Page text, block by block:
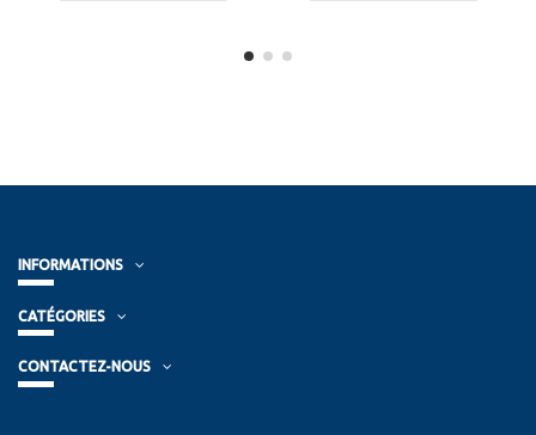
INFORMATIONS
CATÉGORIES
CONTACTEZ-NOUS